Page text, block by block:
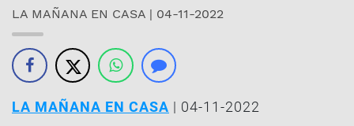
LA MAÑANA EN CASA | 04-11-2022
LA MAÑANA EN CASA | 04-11-2022